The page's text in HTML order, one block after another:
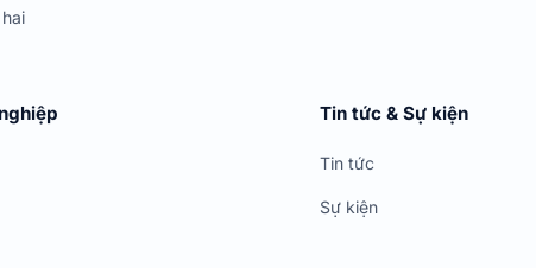
Tin tức & Sự kiện
Tin tức
Sự kiện